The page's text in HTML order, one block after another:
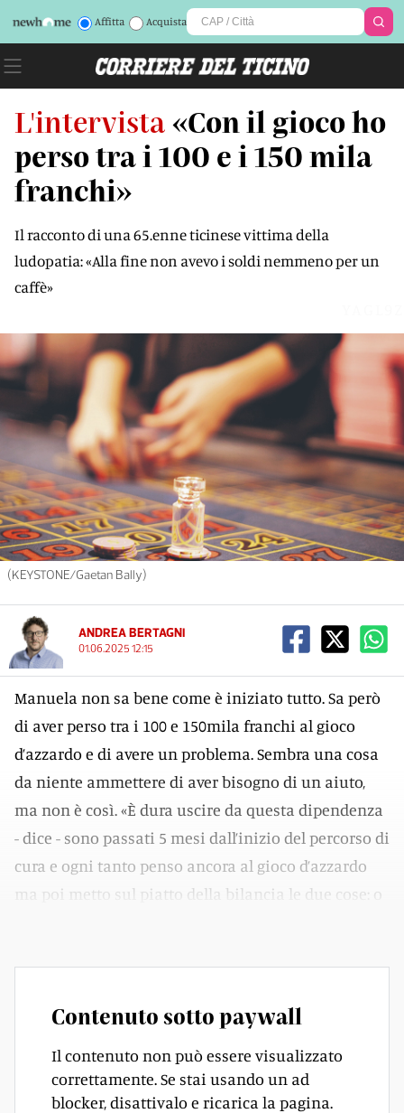
Affitta Acquista
L'intervista «Con il gioco ho
perso tra i 100 e i 150 mila
franchi»
Il racconto di una 65.enne ticinese vittima della
ludopatia: «Alla fine non avevo i soldi nemmeno per un
caffè»
(KEYSTONE/Gaetan Bally)
ANDREA BERTAGNI
01.06.2025 12:15
Manuela non sa bene come è iniziato tutto. Sa però
di aver perso tra i 100 e 150mila franchi al gioco
d’azzardo e di avere un problema. Sembra una cosa
da niente ammettere di aver bisogno di un aiuto,
ma non è così. «È dura uscire da questa dipendenza
- dice - sono passati 5 mesi dall’inizio del percorso di
cura e ogni tanto penso ancora al gioco d’azzardo
ma poi metto sul piatto della bilancia le due cose: o
Contenuto sotto paywall
Il contenuto non può essere visualizzato
correttamente. Se stai usando un ad
blocker, disattivalo e ricarica la pagina.